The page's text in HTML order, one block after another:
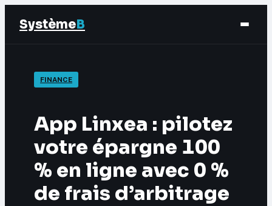
SystèmeB
Finance
Éducation & Emploi
Marketing
FINANCE
App Linxea : pilotez
votre épargne 100
% en ligne avec 0 %
de frais d’arbitrage